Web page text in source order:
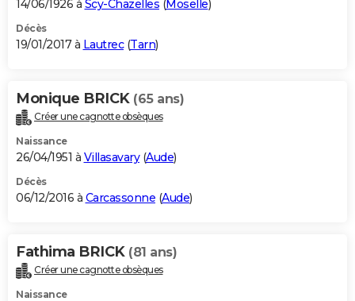
14/06/1926 à Scy-Chazelles (Moselle)
Décès
19/01/2017 à Lautrec(Tarn)
Monique BRICK (65 ans)
Créer une cagnotte obsèques
Naissance
26/04/1951 à Villasavary(Aude)
Décès
06/12/2016 à Carcassonne (Aude)
Fathima BRICK (81 ans)
Créer une cagnotte obsèques
Naissance